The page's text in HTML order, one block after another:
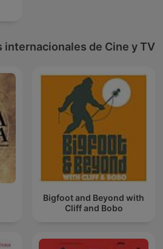
internacionales de Cine y TV
Bigfoot and Beyond with
Cliff and Bobo